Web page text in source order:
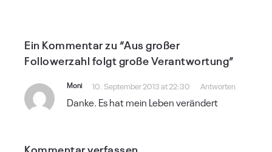
Ein Kommentar zu “Aus großer
Followerzahl folgt große Verantwortung”
Moni 10. September 2013 at 22:30 Antworten
Danke. Es hat mein Leben verändert
Kommentar verfassen